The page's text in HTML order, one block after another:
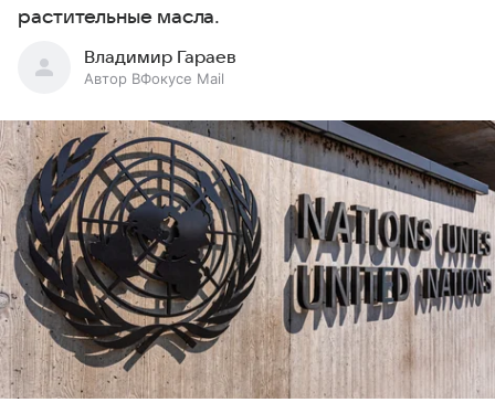
растительные масла.
Владимир Гараев
Автор ВФокусе Mail